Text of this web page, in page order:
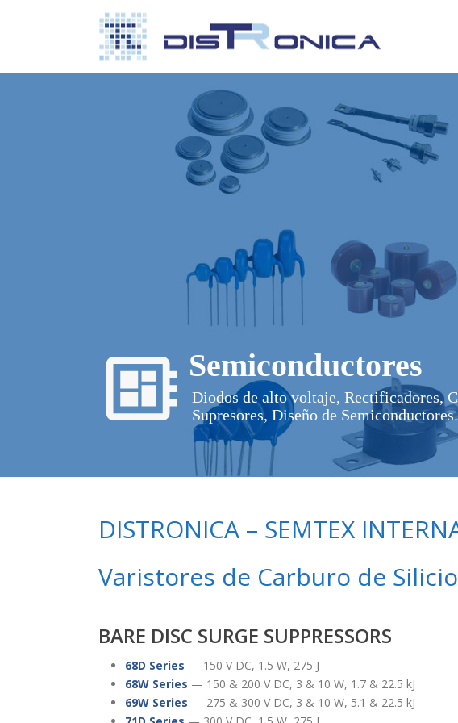
Semiconductores
Diodos de alto voltaje, Rectificadores,
Supresores, Diseño de
DISTRONICA – SEMTEX
Varistores de Carburo de
BARE DISC SURGE SUPPRESSORS
68D Series — 150 V DC, 1.5 W, 275 J
68W Series — 150 & 200 V DC, 3 & 10 W, 1.7 & 22.5 kJ
69W Series — 275 & 300 V DC, 3 & 10 W, 5.1 & 22.5 kJ